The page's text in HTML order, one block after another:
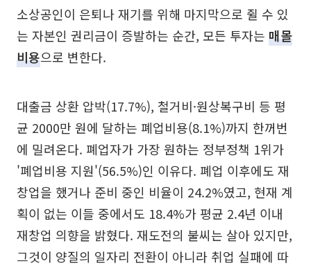
소상공인이 은퇴나 재기를 위해 마지막으로 쥘 수 있
는 자본인 권리금이 증발하는 순간, 모든 투자는 매몰
비용으로 변한다.
대출금 상환 압박(17.7%), 철거비·원상복구비 등 평
균 2000만 원에 달하는 폐업비용(8.1%)까지 한꺼번
에 밀려온다. 폐업자가 가장 원하는 정부정책 1위가
'폐업비용 지원'(56.5%)인 이유다. 폐업 이후에도 재
창업을 했거나 준비 중인 비율이 24.2%였고, 현재 계
획이 없는 이들 중에서도 18.4%가 평균 2.4년 이내
재창업 의향을 밝혔다. 재도전의 불씨는 살아 있지만,
그것이 양질의 일자리 전환이 아니라 취업 실패에 따